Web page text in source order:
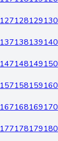
127128129130
137138139140
147148149150
157158159160
167168169170
177178179180